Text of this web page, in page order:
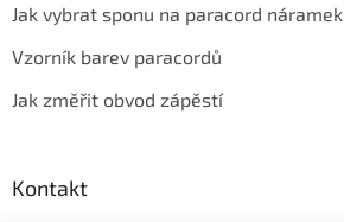
Jak vybrat sponu na paracord náramek
Vzorník barev paracordů
Jak změřit obvod zápěstí
Kontakt